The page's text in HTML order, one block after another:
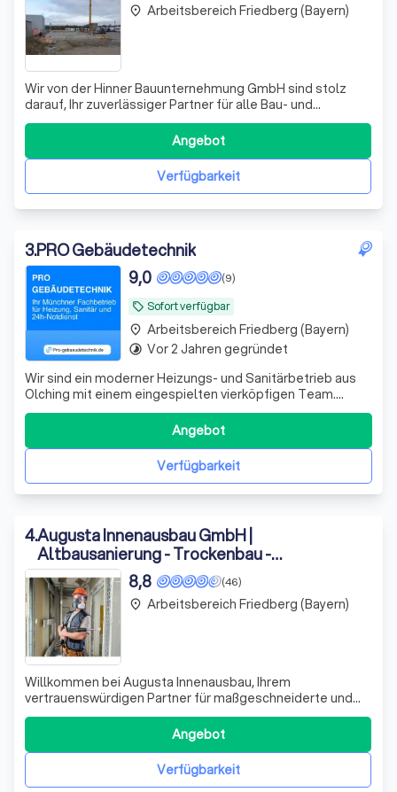
Wir von der Hinner Bauunternehmung GmbH sind stolz
darauf, Ihr zuverlässiger Partner für alle Bau- und
Sanierungsprojekte zu sein. Unser Team, bestehend aus
erfahrenen Bauprofis wie Martin Dengler, Lisa Dengler und
Erich Dengler, legt größten Wert auf eine optimale
Vorbereitung und eine kompetente D
Verfügbarkeit
Angebot
place Arbeitsbereich Friedberg (Bayern)
3.PRO Gebäudetechnik
local_offer Sofort verfügbar
(9)
9,0
Wir sind ein moderner Heizungs- und Sanitärbetrieb aus
Olching mit einem eingespielten vierköpfigen Team.
Unser Leistungsspektrum umfasst Heizungsbau,
Badsanierungen sowie Komplettsanierungen aus einer
Hand. Wir stehen für zuverlässige Arbeit, saubere
Ausführung und persönliche Beratung – von der Pl
Verfügbarkeit
Angebot
place Arbeitsbereich Friedberg (Bayern)
timelapse Vor 2 Jahren gegründet
4.Augusta Innenausbau GmbH |
Altbausanierung - Trockenbau -
Kernsanierung
(46)
8,8
Willkommen bei Augusta Innenausbau, Ihrem
vertrauenswürdigen Partner für maßgeschneiderte und
hochwertige Innenausbaulösungen in Augsburg und
Umgebung. Wir, das Team von Augusta Innenausbau,
verstehen uns darauf, Ihre Räumlichkeiten mit Präzision
und kreativem Design in echte Wohlfühloasen zu verwan
Verfügbarkeit
Angebot
place Arbeitsbereich Friedberg (Bayern)